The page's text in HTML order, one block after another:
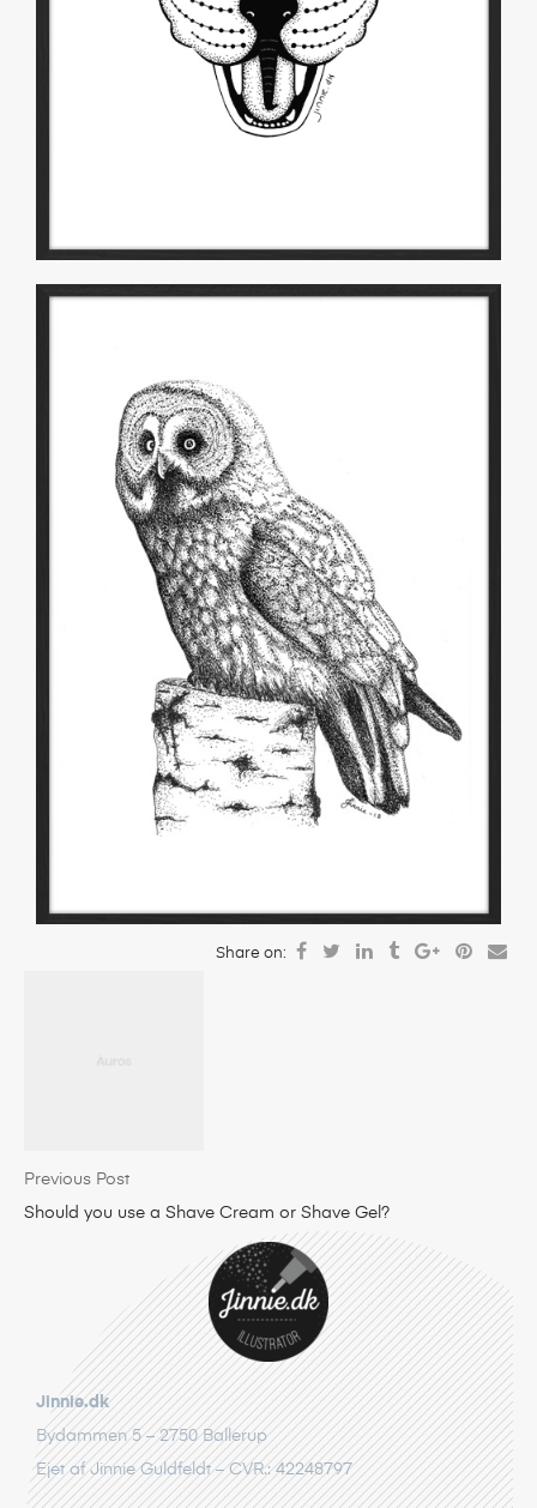
Share on:
Previous Post
Should you use a Shave Cream or Shave Gel?
Jinnie.dk
Bydammen 5 – 2750 Ballerup
Ejet af Jinnie Guldfeldt – CVR.: 42248797